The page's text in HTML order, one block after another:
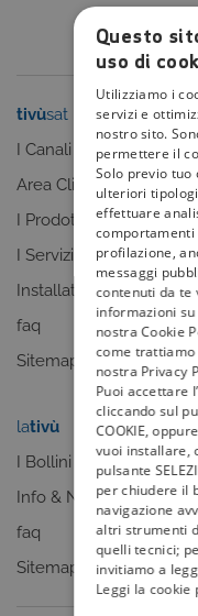
tivùsat
I Canali
Area Clienti
I Prodotti
I Servizi
Installatori
faq
Sitemap
lativù
I Bollini
Info & News
faq
Sitemap
Questo
uso di
Utilizziamo i
servizi e
nostro sito.
permettere il
Solo previo tuo
ulteriori
effettuare
profilazione,
messaggi
contenuti da te
informazioni
nostra Cookie
come trattiamo
nostra Privacy
Puoi accettare
cliccando sul
COOKIE,
vuoi installare,
pulsante
per chiudere il
navigazione
altri strumenti
quelli tecnici;
invitiamo a
Leggi la cookie